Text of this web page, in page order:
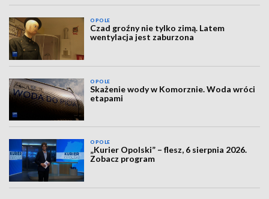
OPOLE
Czad groźny nie tylko zimą. Latem
wentylacja jest zaburzona
OPOLE
Skażenie wody w Komorznie. Woda wróci
etapami
OPOLE
„Kurier Opolski” – flesz, 6 sierpnia 2026.
Zobacz program